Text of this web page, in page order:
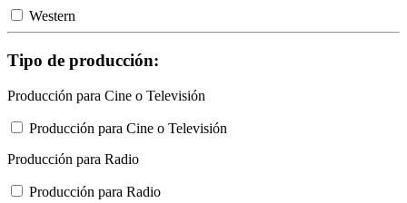
Western
Tipo de producción:
Producción para Cine o Televisión
Producción para Cine o Televisión
Producción para Radio
Producción para Radio